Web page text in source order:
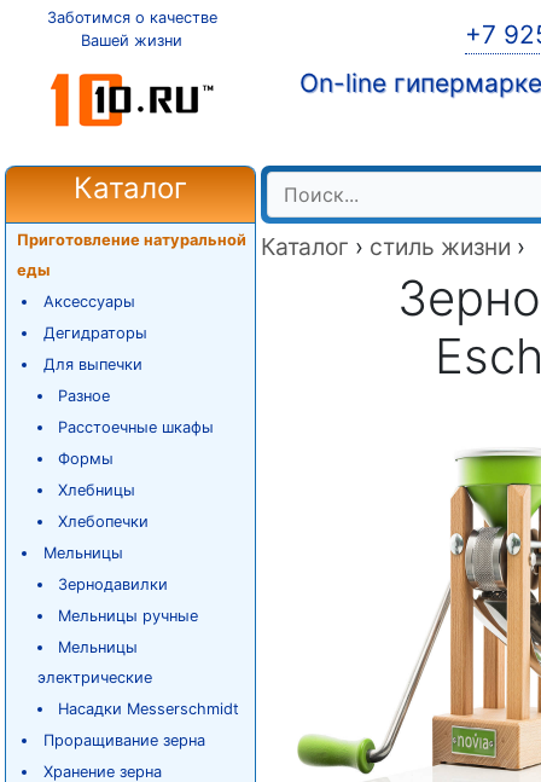
Заботимся о качестве
Вашей жизни
+7
On-line
Каталог
Приготовление натуральной
еды
Аксессуары
Дегидраторы
Для выпечки
Разное
Расстоечные шкафы
Формы
Хлебницы
Хлебопечки
Мельницы
Зернодавилки
Мельницы ручные
Мельницы
электрические
Насадки Messerschmidt
Проращивание зерна
Хранение зерна
Каталог › стиль жизни ›